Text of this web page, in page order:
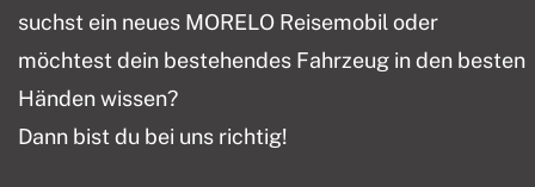
suchst ein neues MORELO Reisemobil oder
möchtest dein bestehendes Fahrzeug in den besten
Händen wissen?
Dann bist du bei uns richtig!